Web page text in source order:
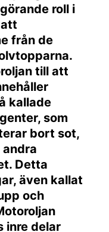
roll i
från de
till att
kallade
som
bort sot,
Detta
även kallat
och
inre delar